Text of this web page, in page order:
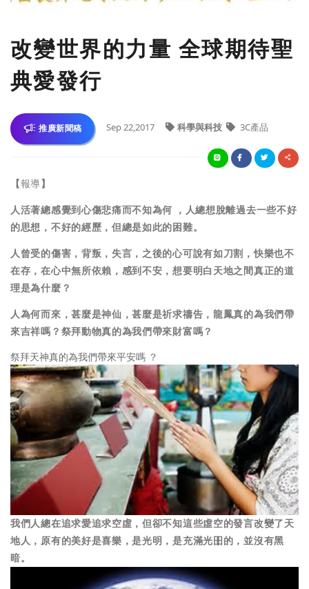
改變世界的力量 全球期待聖
典愛發行
推廣新聞稿 Sep 22,2017 科學與科技 3C產品
【報導】
人活著總感覺到心傷悲痛而不知為何 ，人總想脫離過去一些不好
的思想，不好的經歷，但總是如此的困難。
人曾受的傷害，背叛，失言，之後的心可說有如刀割，快樂也不
在存，在心中無所依賴，感到不安，想要明白天地之間真正的道
理是為什麼？
人為何而來，甚麼是神仙，甚麼是祈求禱告，龍鳳真的為我們帶
來吉祥嗎？祭拜動物真的為我們帶來財富嗎？
祭拜天神真的為我們帶來平安嗎 ？
我們人總在追求愛追求空虛，但卻不知這些虛空的發言改變了天
地人，原有的美好是喜樂，是光明，是充滿光昍的，並沒有黑
暗。